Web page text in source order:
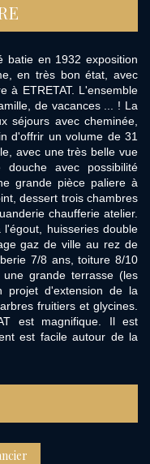
batie en 1932 exposition
en très bon état, avec
à ETRETAT. L'ensemble
de vacances ... ! La
séjours avec cheminée,
d'offrir un volume de 31
avec une très belle vue
avec possibilité
grande pièce paliere à
dessert trois chambres
chaufferie atelier.
huisseries double
gaz de ville au rez de
7/8 ans, toiture 8/10
grande terrasse (les
projet d'extension de la
fruitiers et glycines.
est magnifique. Il est
est facile autour de la